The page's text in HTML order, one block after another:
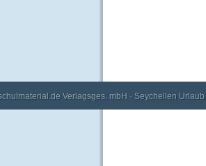
Verlagsges. mbH · Seychellen Urlaub